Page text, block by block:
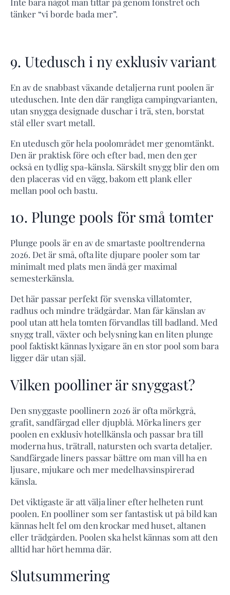
tänker “vi borde bada mer”.
9. Utedusch i ny exklusiv variant
En av de snabbast växande detaljerna runt poolen är
uteduschen. Inte den där rangliga campingvarianten,
utan snygga designade duschar i trä, sten, borstat
stål eller svart metall.
En utedusch gör hela poolområdet mer genomtänkt.
Den är praktisk före och efter bad, men den ger
också en tydlig spa-känsla. Särskilt snygg blir den om
den placeras vid en vägg, bakom ett plank eller
mellan pool och bastu.
10. Plunge pools för små tomter
Plunge pools är en av de smartaste pooltrenderna
2026. Det är små, ofta lite djupare pooler som tar
minimalt med plats men ändå ger maximal
semesterkänsla.
Det här passar perfekt för svenska villatomter,
radhus och mindre trädgårdar. Man får känslan av
pool utan att hela tomten förvandlas till badland. Med
snygg trall, växter och belysning kan en liten plunge
pool faktiskt kännas lyxigare än en stor pool som bara
ligger där utan själ.
Vilken poolliner är snyggast?
Den snyggaste poollinern 2026 är ofta mörkgrå,
grafit, sandfärgad eller djupblå. Mörka liners ger
poolen en exklusiv hotellkänsla och passar bra till
moderna hus, trätrall, natursten och svarta detaljer.
Sandfärgade liners passar bättre om man vill ha en
ljusare, mjukare och mer medelhavsinspirerad
känsla.
Det viktigaste är att välja liner efter helheten runt
poolen. En poolliner som ser fantastisk ut på bild kan
kännas helt fel om den krockar med huset, altanen
eller trädgården. Poolen ska helst kännas som att den
alltid har hört hemma där.
Slutsummering